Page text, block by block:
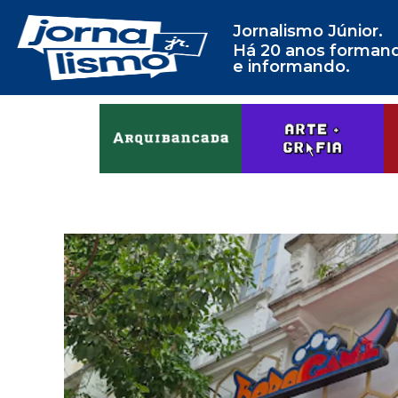
Jornalismo Júnior.
Há 20 anos
e informando.